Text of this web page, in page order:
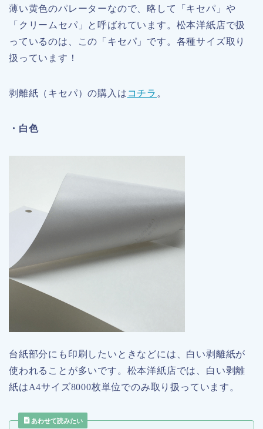
薄い黄色のパレーターなので、略して「キセパ」や
「クリームセパ」と呼ばれています。松本洋紙店で扱
っているのは、この「キセパ」です。各種サイズ取り
扱っています！
剥離紙（キセパ）の購入は コチラ 。
・白色
台紙部分にも印刷したいときなどには、白い剥離紙が
使われることが多いです。松本洋紙店では、白い剥離
紙はA4サイズ8000枚単位でのみ取り扱っています。
あわせて読みたい